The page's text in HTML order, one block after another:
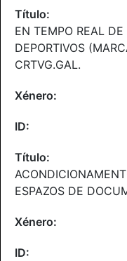
EN TEMPO REAL DE
DEPORTIVOS
CRTVG.GAL.
ESPAZOS DE